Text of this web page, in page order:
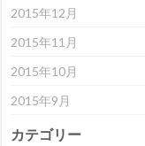
2015年12月
2015年11月
2015年10月
2015年9月
カテゴリー